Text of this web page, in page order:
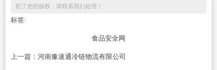
犯了您的版权，请联系我们处理！
标签:
食品安全网
上一篇： 河南豫速通冷链物流有限公司